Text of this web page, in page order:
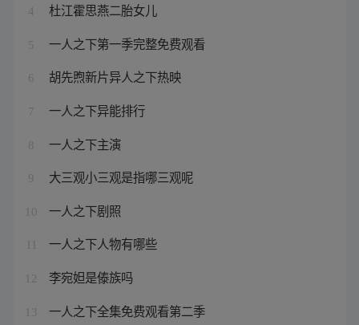
4 杜江霍思燕二胎女儿
5 一人之下第一季完整免费观看
6 胡先煦新片异人之下热映
7 一人之下异能排行
8 一人之下主演
9 大三观小三观是指哪三观呢
10 一人之下剧照
一人之下人物有哪些
12 李宛妲是傣族吗
13 一人之下全集免费观看第二季